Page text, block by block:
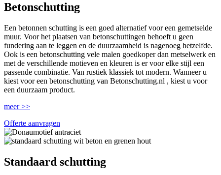
Betonschutting
Een betonnen schutting is een goed alternatief voor een gemetselde
muur. Voor het plaatsen van betonschuttingen behoeft u geen
fundering aan te leggen en de duurzaamheid is nagenoeg hetzelfde.
Ook is een betonschutting vele malen goedkoper dan metselwerk en
met de verschillende motieven en kleuren is er voor elke stijl een
passende combinatie. Van rustiek klassiek tot modern. Wanneer u
kiest voor een betonschutting van Betonschutting.nl , kiest u voor
een duurzaam product.
meer >>
Offerte aanvragen
Standaard schutting